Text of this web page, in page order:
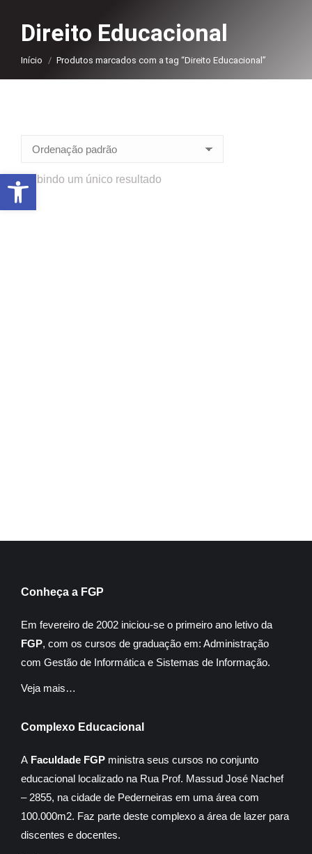
Direito Educacional
Você está aqui:
Início Produtos marcados com a tag “Direito Educacional”
Exibindo um único resultado
Conheça a FGP
Em fevereiro de 2002 iniciou-se o primeiro ano letivo da
FGP, com os cursos de graduação em: Administração
com Gestão de Informática e Sistemas de Informação.
Veja mais…
Complexo Educacional
A Faculdade FGP ministra seus cursos no conjunto
educacional localizado na Rua Prof. Massud José Nachef
– 2855, na cidade de Pederneiras em uma área com
100.000m2. Faz parte deste complexo a área de lazer para
discentes e docentes.
Abrir a barra de ferramentas